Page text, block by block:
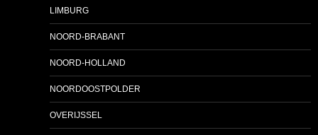
LIMBURG
NOORD-BRABANT
NOORD-HOLLAND
NOORDOOSTPOLDER
OVERIJSSEL